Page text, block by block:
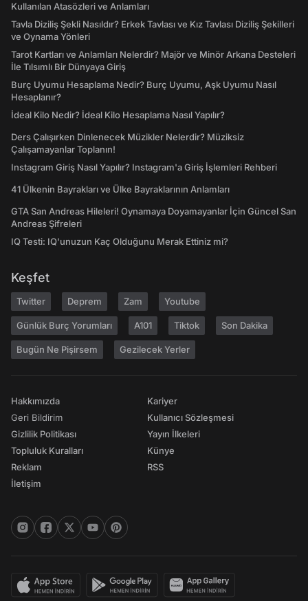
Kullanılan Atasözleri ve Anlamları
Tavla Diziliş Şekli Nasıldır? Erkek Tavlası ve Kız Tavlası Diziliş Şekilleri
ve Oynama Yönleri
Tarot Kartları ve Anlamları Nelerdir? Majör ve Minör Arkana Desteleri
İle Tılsımlı Bir Dünyaya Giriş
Burç Uyumu Hesaplama Nedir? Burç Uyumu, Aşk Uyumu Nasıl
Hesaplanır?
İdeal Kilo Nedir? İdeal Kilo Hesaplama Nasıl Yapılır?
Ders Çalışırken Dinlenecek Müzikler Nelerdir? Müziksiz
Çalışamayanlar Toplanın!
Instagram Giriş Nasıl Yapılır? Instagram'a Giriş İşlemleri Rehberi
41 Ülkenin Bayrakları ve Ülke Bayraklarının Anlamları
GTA San Andreas Hileleri! Oynamaya Doyamayanlar İçin Güncel San
Andreas Şifreleri
IQ Testi: IQ'unuzun Kaç Olduğunu Merak Ettiniz mi?
Keşfet
Twitter Deprem Zam Youtube
Günlük Burç Yorumları A101 Tiktok Son Dakika
Bugün Ne Pişirsem Gezilecek Yerler
Hakkımızda
Geri Bildirim
Gizlilik Politikası
Topluluk Kuralları
Reklam
İletişim
Kariyer
Kullanıcı Sözleşmesi
Yayın İlkeleri
Künye
RSS